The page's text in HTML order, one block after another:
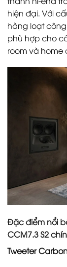
hiện đại. Với
hàng loạt
phù hợp cho
room và
Đặc điểm nổi
CCM7.3 S2
Tweeter